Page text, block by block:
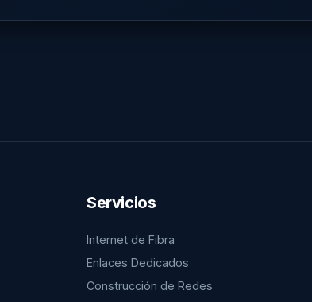
Servicios
Internet de Fibra
Enlaces Dedicados
Construcción de Redes